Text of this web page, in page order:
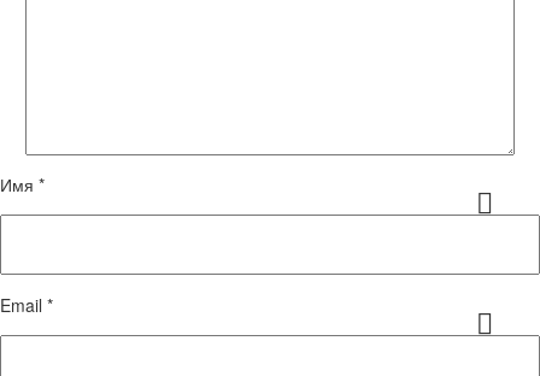
Имя *
Email *